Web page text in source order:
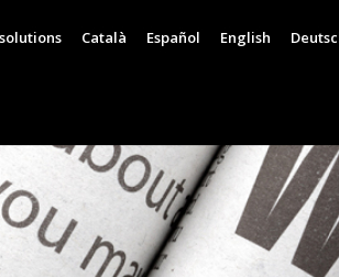
Català Español English